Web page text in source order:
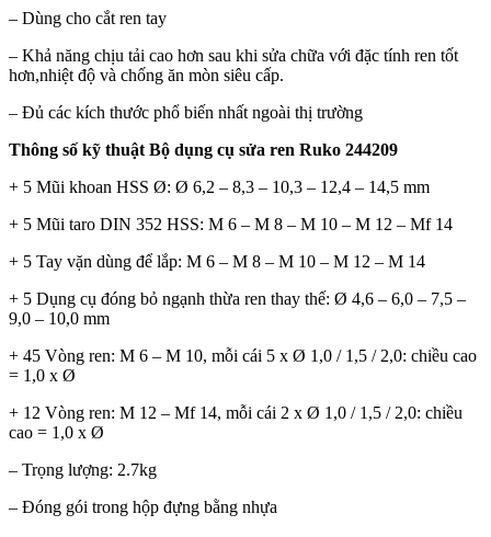
– Dùng cho cắt ren tay
– Khả năng chịu tải cao hơn sau khi sửa chữa với đặc tính ren tốt
hơn,nhiệt độ và chống ăn mòn siêu cấp.
– Đủ các kích thước phổ biến nhất ngoài thị trường
Thông số kỹ thuật Bộ dụng cụ sửa ren Ruko 244209
+ 5 Mũi khoan HSS Ø: Ø 6,2 – 8,3 – 10,3 – 12,4 – 14,5 mm
+ 5 Mũi taro DIN 352 HSS: M 6 – M 8 – M 10 – M 12 – Mf 14
+ 5 Tay vặn dùng để lắp: M 6 – M 8 – M 10 – M 12 – M 14
+ 5 Dụng cụ đóng bỏ ngạnh thừa ren thay thế: Ø 4,6 – 6,0 – 7,5 –
9,0 – 10,0 mm
+ 45 Vòng ren: M 6 – M 10, mỗi cái 5 x Ø 1,0 / 1,5 / 2,0: chiều cao
= 1,0 x Ø
+ 12 Vòng ren: M 12 – Mf 14, mỗi cái 2 x Ø 1,0 / 1,5 / 2,0: chiều
cao = 1,0 x Ø
– Trọng lượng: 2.7kg
– Đóng gói trong hộp đựng bằng nhựa